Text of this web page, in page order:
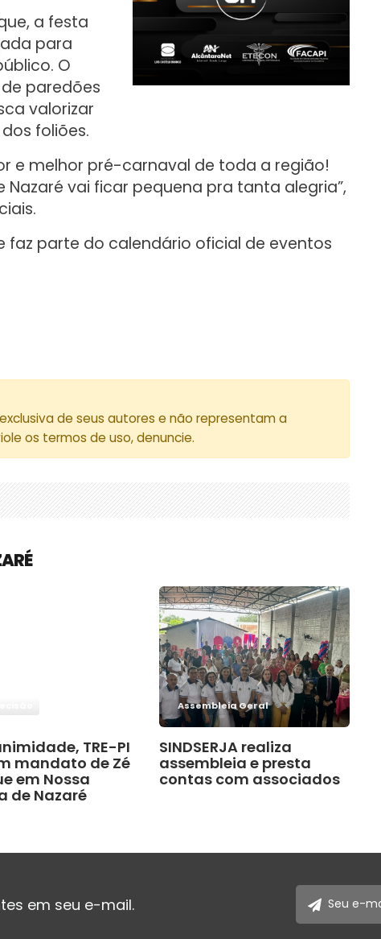
a festa
para
O
paredões
valorizar
foliões.
e melhor pré-carnaval de toda a região!
Nazaré vai ficar pequena pra tanta alegria”,
faz parte do calendário oficial de eventos
de seus autores e não representam a
os termos de uso, denuncie.
TRE-PI
mandato de Zé
em Nossa
de Nazaré
Assembleia Geral
SINDSERJA realiza
assembleia e presta
contas com associados
em seu e-mail.